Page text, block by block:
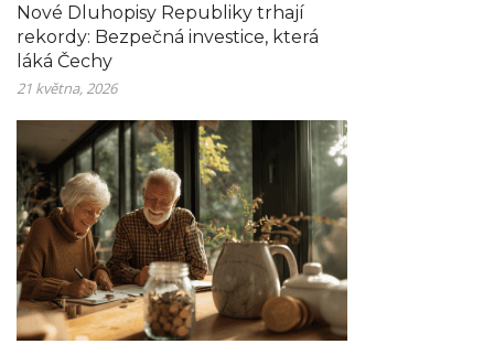
Nové Dluhopisy Republiky trhají
rekordy: Bezpečná investice, která
láká Čechy
21 května, 2026